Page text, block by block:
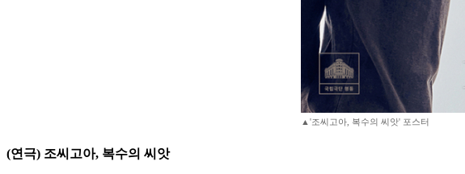
▲'조씨고아, 복수의 씨앗' 포스터
(연극) 조씨고아, 복수의 씨앗